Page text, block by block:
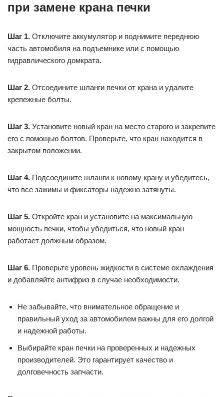
при замене крана печки
Шаг 1. Отключите аккумулятор и поднимите переднюю
часть автомобиля на подъемнике или с помощью
гидравлического домкрата.
Шаг 2. Отсоедините шланги печки от крана и удалите
крепежные болты.
Шаг 3. Установите новый кран на место старого и закрепите
его с помощью болтов. Проверьте, что кран находится в
закрытом положении.
Шаг 4. Подсоедините шланги к новому крану и убедитесь,
что все зажимы и фиксаторы надежно затянуты.
Шаг 5. Откройте кран и установите на максимальную
мощность печки, чтобы убедиться, что новый кран
работает должным образом.
Шаг 6. Проверьте уровень жидкости в системе охлаждения
и добавляйте антифриз в случае необходимости.
Не забывайте, что внимательное обращение и
правильный уход за автомобилем важны для его долгой
и надежной работы.
Выбирайте кран печки на проверенных и надежных
производителей. Это гарантирует качество и
долговечность запчасти.